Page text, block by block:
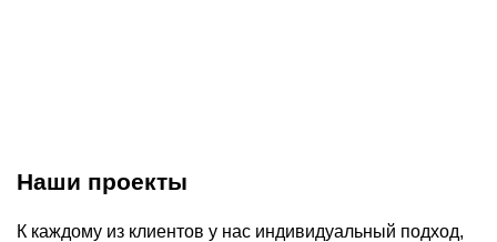
Наши проекты
К каждому из клиентов у нас индивидуальный подход,